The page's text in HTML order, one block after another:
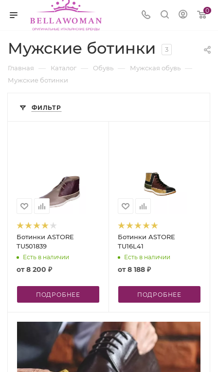
0
Мужские ботинки 3
Главная — Каталог — Обувь — Мужская обувь —
Мужские ботинки
ФИЛЬТР
Ботинки ASTORE
TU501839
Есть в наличии
от8 200 ₽
ПОДРОБНЕЕ
Ботинки ASTORE
TU16L41
Есть в наличии
от8 188 ₽
ПОДРОБНЕЕ